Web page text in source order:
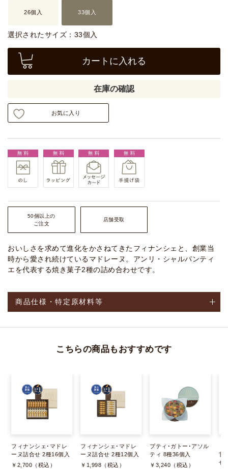
26個入 33個入
選択されたサイズ：33個入
カートに入れる
在庫の確認
お気に入り
50個以上の
ご注文
店舗受取
おいしさを求めて進化をかさねてきたフィナンシェと、創業当
時から愛され続けているマドレーヌ。アンリ・シャルパンティ
エを代表する焼き菓子2種の詰め合わせです。
商品仕様・特定原材料等
こちらの商品もおすすめです
フィナンシェ･マドレ
ーヌ詰合せ 2種16個入
￥2,700（税込）
フィナンシェ･マドレ
ーヌ詰合せ 2種12個入
￥1,998（税込）
プティ･ガトー･アソル
ティ 8種36個入
￥3,240（税込）
甘
せ